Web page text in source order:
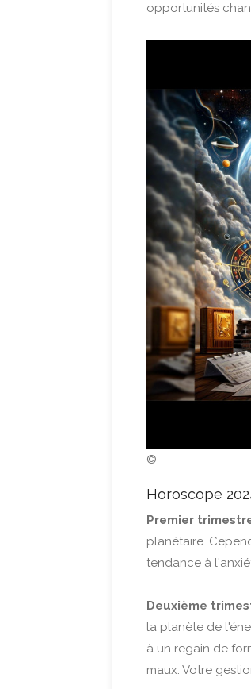
opportunités
©
Horoscope
Premier
planétaire.
tendance à
Deuxième
la planète de
à un regain de
maux. Votre